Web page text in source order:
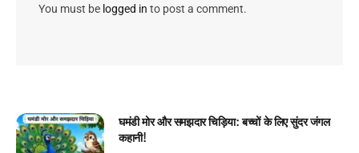
You must be logged in to post a comment.
चिराग की ईमानदारी: बच्चों के लिए प्रेरणादायक बाल कहानी!
04/08/2026